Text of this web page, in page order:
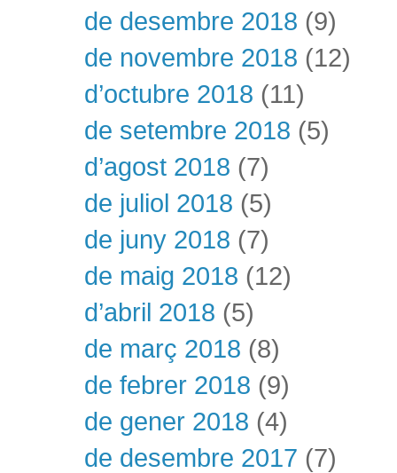
de desembre 2018 (9)
de novembre 2018 (12)
d’octubre 2018 (11)
de setembre 2018 (5)
d’agost 2018 (7)
de juliol 2018 (5)
de juny 2018 (7)
de maig 2018 (12)
d’abril 2018 (5)
de març 2018 (8)
de febrer 2018 (9)
de gener 2018 (4)
de desembre 2017 (7)